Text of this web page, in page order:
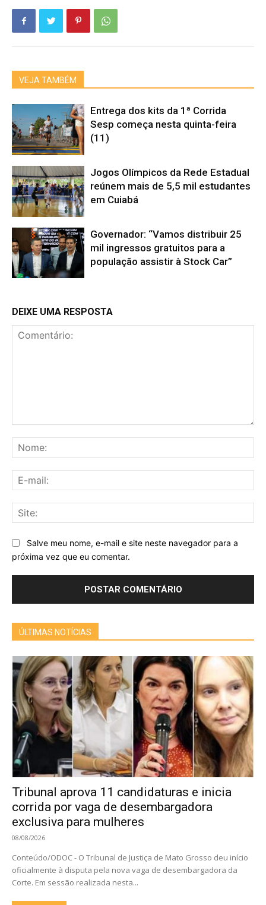
VEJA TAMBÉM
Entrega dos kits da 1ª Corrida
Sesp começa nesta quinta-feira
(11)
Jogos Olímpicos da Rede Estadual
reúnem mais de 5,5 mil estudantes
em Cuiabá
Governador: “Vamos distribuir 25
mil ingressos gratuitos para a
população assistir à Stock Car”
DEIXE UMA RESPOSTA
Salve meu nome, e-mail e site neste navegador para a
próxima vez que eu comentar.
ÚLTIMAS NOTÍCIAS
Tribunal aprova 11 candidaturas e inicia
corrida por vaga de desembargadora
exclusiva para mulheres
08/08/2026
Conteúdo/ODOC - O Tribunal de Justiça de Mato Grosso deu início
oficialmente à disputa pela nova vaga de desembargadora da
Corte. Em sessão realizada nesta...